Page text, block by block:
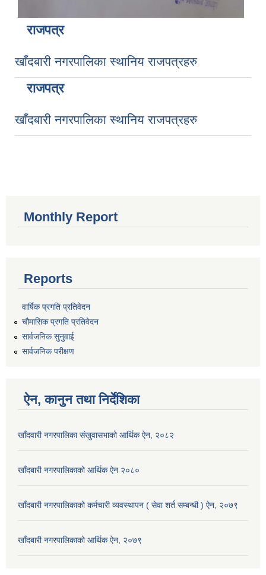
राजपत्र
खाँदबारी नगरपालिका स्थानिय राजपत्रहरु
राजपत्र
खाँदबारी नगरपालिका स्थानिय राजपत्रहरु
Monthly Report
Reports
वार्षिक प्रगति प्रतिवेदन
चौमासिक प्रगति प्रतिवेदन
सार्वजनिक सुनुवाई
सार्वजनिक परीक्षण
ऐन, कानुन तथा निर्देशिका
खाँदवारी नगरपालिका संखुवासभाको आर्थिक ऐन, २०८२
खाँदबारी नगरपालिकाको आर्थिक ऐन २०८०
खाँदबारी नगरपालिकाको कर्मचारी व्यवस्थापन ( सेवा शर्त सम्बन्धी ) ऐन, २०७९
खाँदबारी नगरपालिकाको आर्थिक ऐन, २०७९